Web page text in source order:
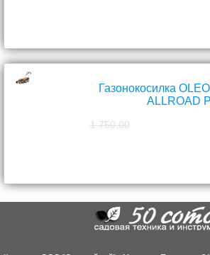
Газонокосилка
ALLROAD
1 750,00